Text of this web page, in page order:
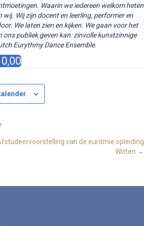
Waarin we iedereen welkom heten
Wij zijn docent en leerling, performer en
We laten zien en kijken. We gaan voor het
publiek geven kan: zinvolle kunstzinnige
Eurythmy Dance Ensemble.
van de euritmie opleiding
Witten →